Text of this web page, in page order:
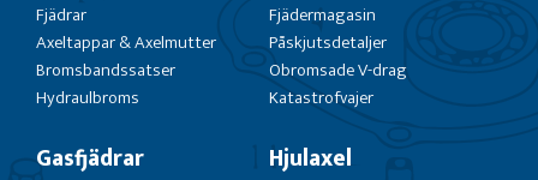
Fjädrar
Axeltappar & Axelmutter
Bromsbandssatser
Hydraulbroms
Fjädermagasin
Påskjutsdetaljer
Obromsade V-drag
Katastrofvajer
Gasfjädrar Hjulaxel